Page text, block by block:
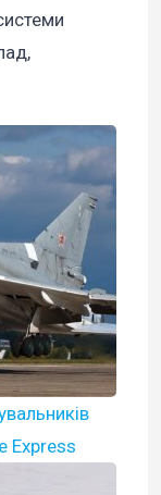
Express